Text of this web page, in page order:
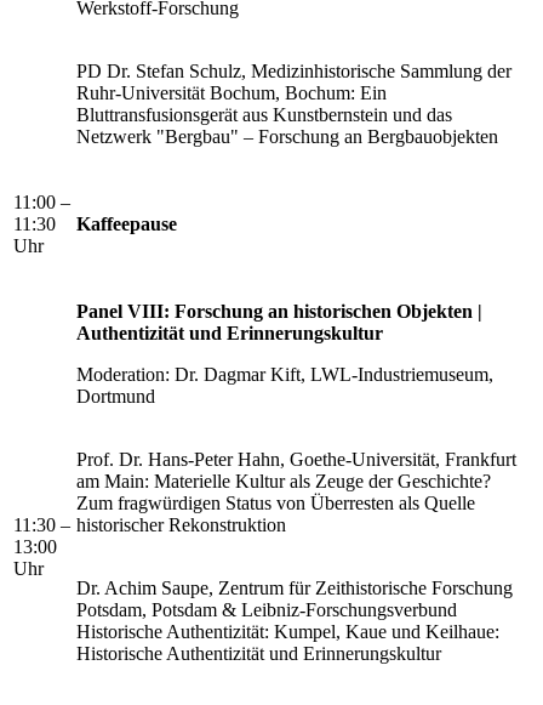
Werkstoff-Forschung
PD Dr. Stefan Schulz, Medizinhistorische Sammlung der
Ruhr-Universität Bochum, Bochum: Ein
Bluttransfusionsgerät aus Kunstbernstein und das
Netzwerk "Bergbau" – Forschung an Bergbauobjekten
11:00 –
11:30
Uhr
Kaffeepause
11:30 –
13:00
Uhr
Panel VIII: Forschung an historischen Objekten |
Authentizität und Erinnerungskultur
Moderation: Dr. Dagmar Kift, LWL-Industriemuseum,
Dortmund
Prof. Dr. Hans-Peter Hahn, Goethe-Universität, Frankfurt
am Main: Materielle Kultur als Zeuge der Geschichte?
Zum fragwürdigen Status von Überresten als Quelle
historischer Rekonstruktion
Dr. Achim Saupe, Zentrum für Zeithistorische Forschung
Potsdam, Potsdam & Leibniz-Forschungsverbund
Historische Authentizität: Kumpel, Kaue und Keilhaue:
Historische Authentizität und Erinnerungskultur